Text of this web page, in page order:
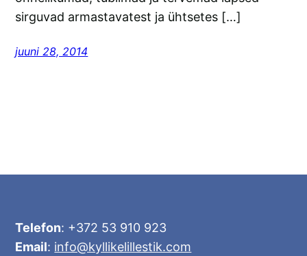
sirguvad armastavatest ja ühtsetes […]
juuni 28, 2014
Telefon: +372 53 910 923
Email: info@kyllikelillestik.com